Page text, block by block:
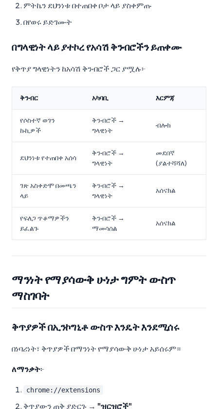
ምትኬን ደህንነቱ በተጠበቀ ቦታ ላይ ያስቀምጡ
በየወሩ ይድገሙት
በግላዊነት ላይ ያተኮረ የአሳሽ ቅንብሮችን ይጠቀሙ
የቅጥያ ግላዊነትን ከአሳሽ ቅንብሮች ጋር ያሟሉ፦
ቅንብር አካባቢ እርምጃ
የሶስተኛ ወገን
ኩኪዎች
ቅንብሮች →
ግላዊነት
ብሎክ
ደህንነቱ የተጠበቀ አሰሳ
ቅንብሮች →
ግላዊነት
መደበኛ
(ያልተሻሻለ)
ገጽ አስቀድሞ በመጫን
ላይ
ቅንብሮች →
ግላዊነት
አሰናክል
የፍለጋ ጥቆማዎችን
ይፈልጉ
ቅንብሮች →
ማመሳሰል
አሰናክል
ማንነት የማያሳውቅ ሁነታ ግምት ውስጥ
ማስገባት
ቅጥያዎች በኢንኮግኒቶ ውስጥ እንዴት እንደሚሰሩ
በነባሪነት፣ ቅጥያዎች በማንነት የማያሳውቅ ሁነታ አይሰሩም።
ለማንቃት፦
chrome://extensions
ቅጥያውን ጠቅ ያድርጉ → "ዝርዝሮች"